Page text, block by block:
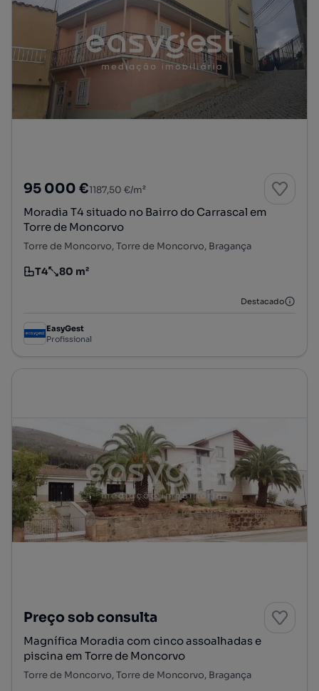
95 000 €1187,50 €/m²
Moradia T4 situado no Bairro do Carrascal em
Torre de Moncorvo
Torre de Moncorvo, Torre de Moncorvo, Bragança
Tipologia
T4
Preço por metro quadrado
80 m²
Destacado
EasyGest
Profissional
Preço sob consulta
Magnífica Moradia com cinco assoalhadas e
piscina em Torre de Moncorvo
Torre de Moncorvo, Torre de Moncorvo, Bragança